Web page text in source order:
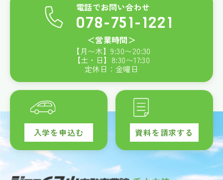
電話でお問い合わせ
078-751-1221
＜営業時間＞
【月〜木】9:30〜20:30
【土・日】 8:30〜17:30
定休日：金曜日
入学を申込む 資料を請求する